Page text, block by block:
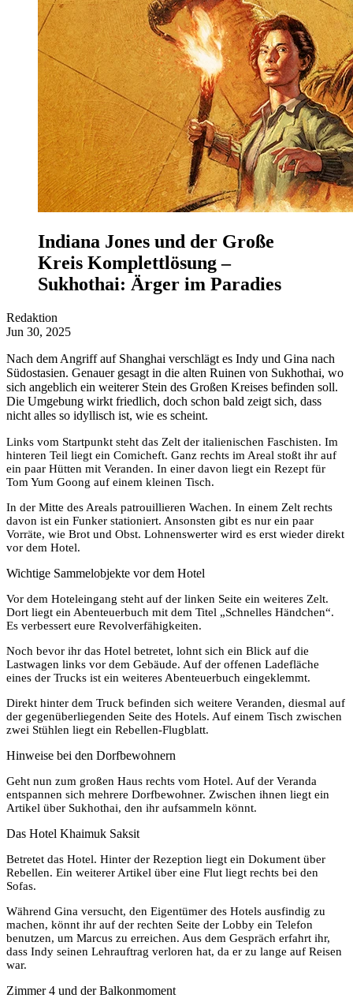
Indiana Jones und der Große
Kreis Komplettlösung –
Sukhothai: Ärger im Paradies
Redaktion
Jun 30, 2025
Nach dem Angriff auf Shanghai verschlägt es Indy und Gina nach
Südostasien. Genauer gesagt in die alten Ruinen von Sukhothai, wo
sich angeblich ein weiterer Stein des Großen Kreises befinden soll.
Die Umgebung wirkt friedlich, doch schon bald zeigt sich, dass
nicht alles so idyllisch ist, wie es scheint.
Links vom Startpunkt steht das Zelt der italienischen Faschisten. Im
hinteren Teil liegt ein Comicheft. Ganz rechts im Areal stoßt ihr auf
ein paar Hütten mit Veranden. In einer davon liegt ein Rezept für
Tom Yum Goong auf einem kleinen Tisch.
In der Mitte des Areals patrouillieren Wachen. In einem Zelt rechts
davon ist ein Funker stationiert. Ansonsten gibt es nur ein paar
Vorräte, wie Brot und Obst. Lohnenswerter wird es erst wieder direkt
vor dem Hotel.
Wichtige Sammelobjekte vor dem Hotel
Vor dem Hoteleingang steht auf der linken Seite ein weiteres Zelt.
Dort liegt ein Abenteuerbuch mit dem Titel „Schnelles Händchen“.
Es verbessert eure Revolverfähigkeiten.
Noch bevor ihr das Hotel betretet, lohnt sich ein Blick auf die
Lastwagen links vor dem Gebäude. Auf der offenen Ladefläche
eines der Trucks ist ein weiteres Abenteuerbuch eingeklemmt.
Direkt hinter dem Truck befinden sich weitere Veranden, diesmal auf
der gegenüberliegenden Seite des Hotels. Auf einem Tisch zwischen
zwei Stühlen liegt ein Rebellen-Flugblatt.
Hinweise bei den Dorfbewohnern
Geht nun zum großen Haus rechts vom Hotel. Auf der Veranda
entspannen sich mehrere Dorfbewohner. Zwischen ihnen liegt ein
Artikel über Sukhothai, den ihr aufsammeln könnt.
Das Hotel Khaimuk Saksit
Betretet das Hotel. Hinter der Rezeption liegt ein Dokument über
Rebellen. Ein weiterer Artikel über eine Flut liegt rechts bei den
Sofas.
Während Gina versucht, den Eigentümer des Hotels ausfindig zu
machen, könnt ihr auf der rechten Seite der Lobby ein Telefon
benutzen, um Marcus zu erreichen. Aus dem Gespräch erfahrt ihr,
dass Indy seinen Lehrauftrag verloren hat, da er zu lange auf Reisen
war.
Zimmer 4 und der Balkonmoment